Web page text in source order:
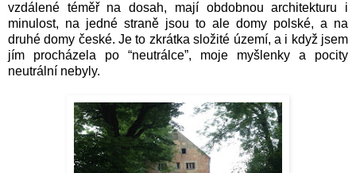
vzdálené téměř na dosah, mají obdobnou architekturu i
minulost, na jedné straně jsou to ale domy polské, a na
druhé domy české. Je to zkrátka složité území, a i když jsem
jím procházela po “neutrálce”, moje myšlenky a pocity
neutrální nebyly.